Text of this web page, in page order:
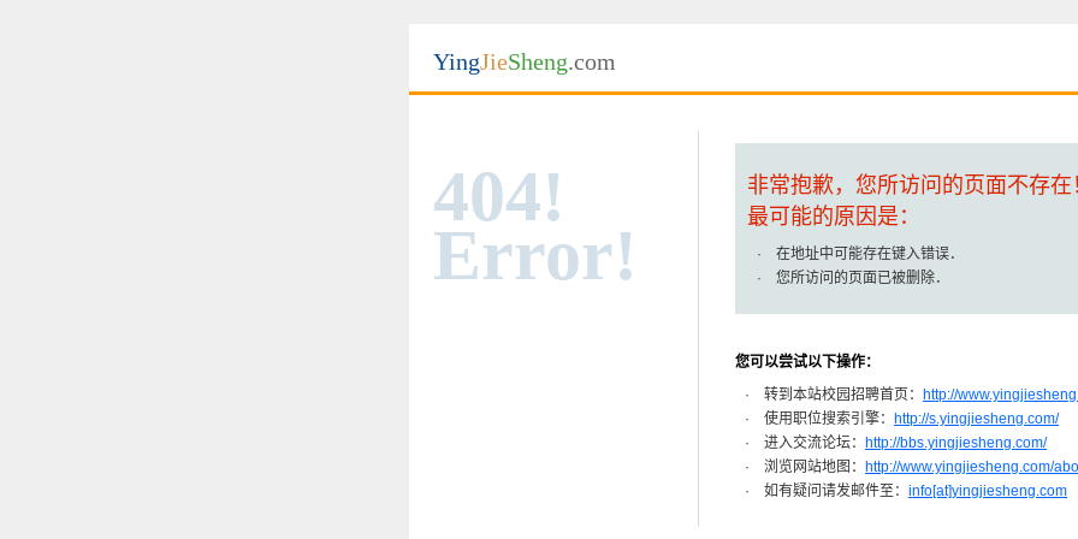
YingJieSheng.com
404!
Error!
非常抱歉，您所访问的页面不存在
最可能的原因是：
· 在地址中可能存在键入错误．
· 您所访问的页面已被删除．
您可以尝试以下操作：
· 转到本站校园招聘首页： http://
· 使用职位搜索引擎： http://s.yingjiesheng.com/
· 进入交流论坛： http://bbs.yingjiesheng.com/
· 浏览网站地图： http://www.yingjiesheng.com/
· 如有疑问请发邮件至： info[at]yingjiesheng.com